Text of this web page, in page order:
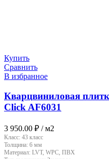
Купить
Сравнить
В избранное
Кварцвиниловая
Click AF6031
3 950.00 ₽ / м2
Класс: 43 класс
Толщина: 6 мм
Материал: LVT, WPC, ПВХ